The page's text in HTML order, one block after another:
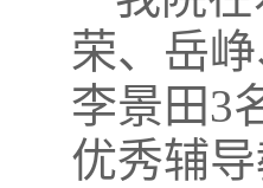
荣、岳
李景田3
优秀辅